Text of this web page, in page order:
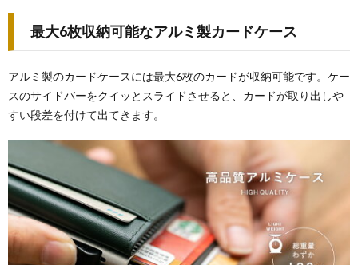
最大6枚収納可能なアルミ製カードケース
アルミ製のカードケースには最大6枚のカードが収納可能です。ケー
スのサイドバーをクイッとスライドさせると、カードが取り出しや
すい段差を付けて出てきます。